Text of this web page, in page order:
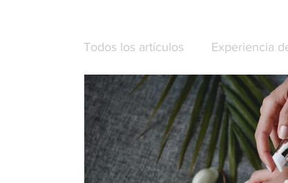
Todos los artículos Experiencia